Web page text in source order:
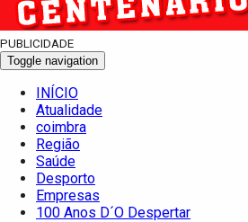
PUBLICIDADE
Toggle navigation
INÍCIO
Atualidade
coimbra
Região
Saúde
Desporto
Empresas
100 Anos D´O Despertar